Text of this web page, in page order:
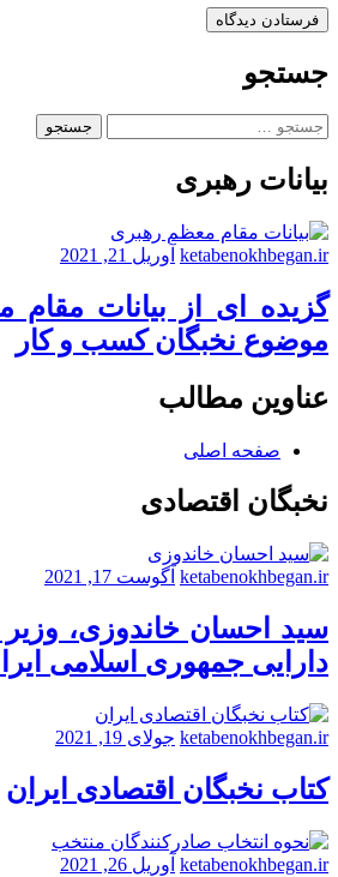
جستجو
جستجو
بیانات رهبری
ketabenokhbegan.ir آوریل 21, 2021
گزیده ای از بیانات
موضوع نخبگان کسب و کار
عناوین مطالب
صفحه اصلی
نخبگان اقتصادی
ketabenokhbegan.ir آگوست 17, 2021
سید احسان خاندوزی، وزیر
دارایی جمهوری اسلامی
ketabenokhbegan.ir جولای 19, 2021
کتاب نخبگان اقتصادی ایران
ketabenokhbegan.ir آوریل 26, 2021